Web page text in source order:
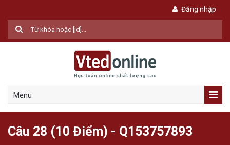
Đăng nhập
Menu
Câu 28 (10 Điểm) - Q153757893